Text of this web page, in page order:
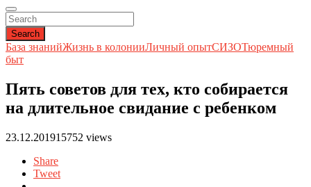
Search
База знанийЖизнь в колонииЛичный опытСИЗОТюремный
быт
Пять советов для тех, кто собирается
на длительное свидание с ребенком
23.12.201915752 views
Share
Tweet